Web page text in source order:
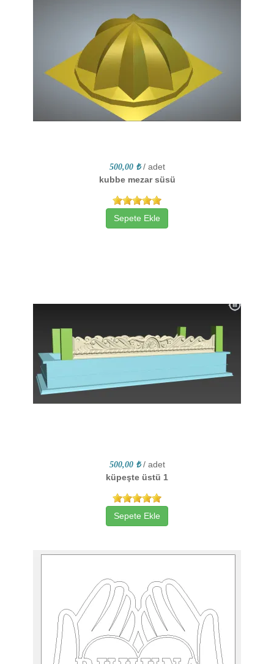
500,00 ₺ / adet
kubbe mezar süsü
Sepete Ekle
500,00 ₺ / adet
küpeşte üstü 1
Sepete Ekle